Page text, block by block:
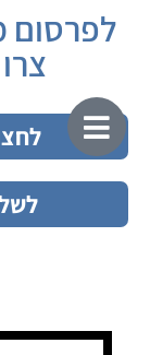
לחצו